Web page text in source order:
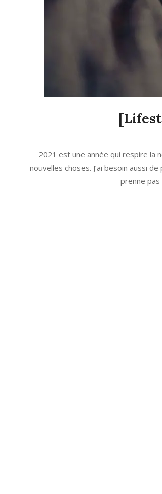
2021 est une année qui respire la
nouvelles choses. J’ai besoin aussi
prenne